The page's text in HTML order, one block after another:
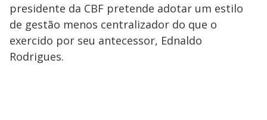
presidente da CBF pretende adotar um estilo
de gestão menos centralizador do que o
exercido por seu antecessor, Ednaldo
Rodrigues.